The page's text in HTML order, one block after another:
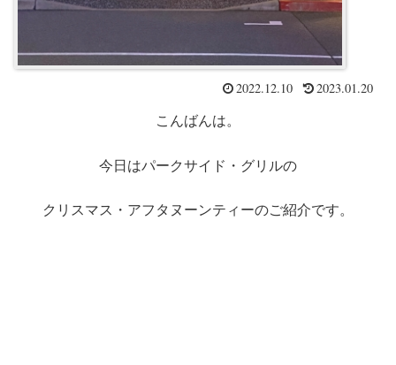
2022.12.10 2023.01.20
こんばんは。
今日はパークサイド・グリルの
クリスマス・アフタヌーンティーのご紹介です。